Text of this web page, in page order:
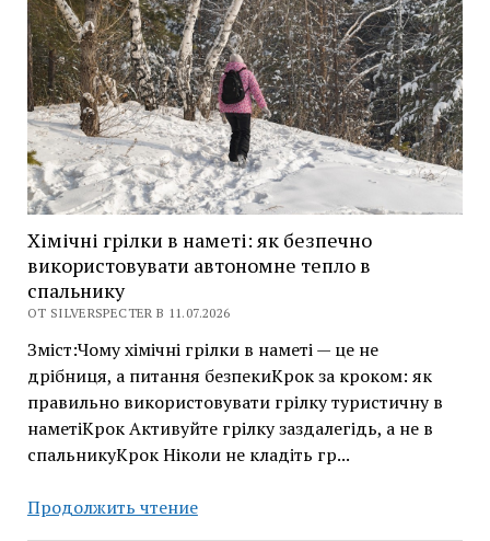
Хімічні грілки в наметі: як безпечно
використовувати автономне тепло в
спальнику
ОТ SILVERSPECTER В 11.07.2026
Зміст:Чому хімічні грілки в наметі — це не
дрібниця, а питання безпекиКрок за кроком: як
правильно використовувати грілку туристичну в
наметіКрок Активуйте грілку заздалегідь, а не в
спальникуКрок Ніколи не кладіть гр...
Продолжить чтениеХімічні